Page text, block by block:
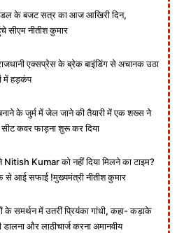
के बजट सत्र का आज आखिरी दिन,
सीएम नीतीश कुमार
एक्सप्रेस के ब्रेक बाइंडिंग से अचानक उठा
में हड़कंप
के जुर्म में जेल जाने की तैयारी में एक शख्स ने
कवर फाड़ना शुरू कर दिया
Kumar को नहीं दिया मिलने का टाइम?
से आई सफाई !मुख्यमंत्री नीतीश कुमार
के समर्थन में उतरीं प्रियंका गांधी, कहा- कड़ाके
डालना और लाठीचार्ज करना अमानवीय